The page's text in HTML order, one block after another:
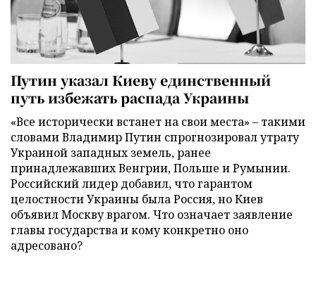
Путин указал Киеву единственный
путь избежать распада Украины
«Все исторически встанет на свои места» – такими
словами Владимир Путин спрогнозировал утрату
Украиной западных земель, ранее
принадлежавших Венгрии, Польше и Румынии.
Российский лидер добавил, что гарантом
целостности Украины была Россия, но Киев
объявил Москву врагом. Что означает заявление
главы государства и кому конкретно оно
адресовано?